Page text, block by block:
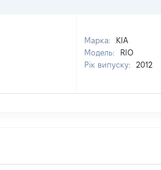
Марка:
КІА
Модель:
RIO
Рік випуску:
2012